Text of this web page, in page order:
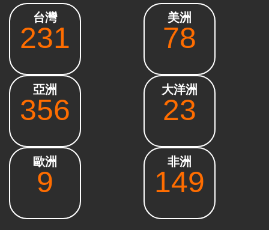
友好連結
搜尋
SELECT LANGUAGE
會員登入
台灣
231
美洲
78
亞洲
356
大洋洲
23
歐洲
9
非洲
149